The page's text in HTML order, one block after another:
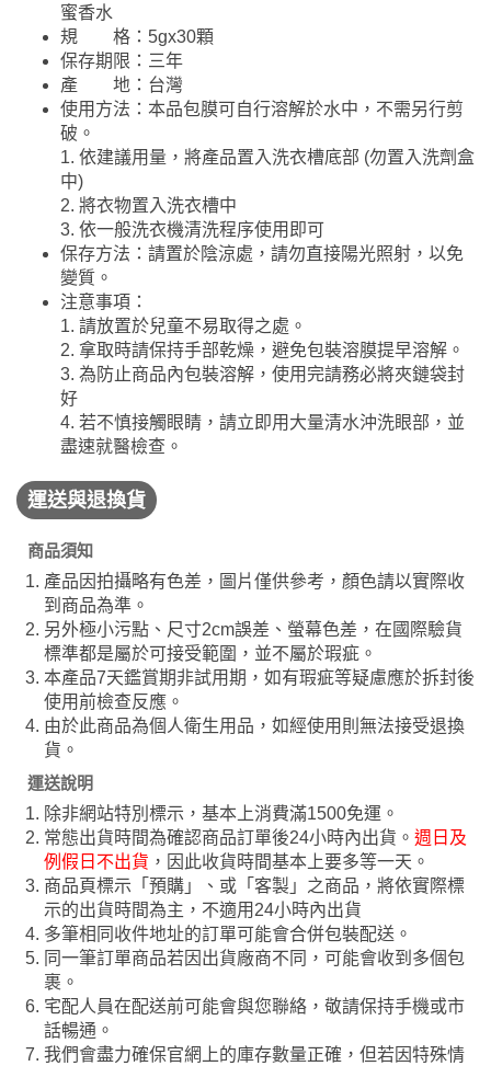
蜜香水
規 格：5gx30顆
保存期限：三年
產 地：台灣
使用方法：本品包膜可自行溶解於水中，不需另行剪
破。
1. 依建議用量，將產品置入洗衣槽底部 (勿置入洗劑盒
中)
2. 將衣物置入洗衣槽中
3. 依一般洗衣機清洗程序使用即可
保存方法：請置於陰涼處，請勿直接陽光照射，以免
變質。
注意事項：
1. 請放置於兒童不易取得之處。
2. 拿取時請保持手部乾燥，避免包裝溶膜提早溶解。
3. 為防止商品內包裝溶解，使用完請務必將夾鏈袋封
好
4. 若不慎接觸眼睛，請立即用大量清水沖洗眼部，並
盡速就醫檢查。
運送與退換貨
商品須知
產品因拍攝略有色差，圖片僅供參考，顏色請以實際收
到商品為準。
另外極小污點、尺寸2cm誤差、螢幕色差，在國際驗貨
標準都是屬於可接受範圍，並不屬於瑕疵。
本產品7天鑑賞期非試用期，如有瑕疵等疑慮應於拆封後
使用前檢查反應。
由於此商品為個人衛生用品，如經使用則無法接受退換
貨。
運送說明
除非網站特別標示，基本上消費滿1500免運。
常態出貨時間為確認商品訂單後24小時內出貨。 週日及
例假日不出貨 ，因此收貨時間基本上要多等一天。
商品頁標示「預購」、或「客製」之商品，將依實際標
示的出貨時間為主，不適用24小時內出貨
多筆相同收件地址的訂單可能會合併包裝配送。
同一筆訂單商品若因出貨廠商不同，可能會收到多個包
裹。
宅配人員在配送前可能會與您聯絡，敬請保持手機或市
話暢通。
我們會盡力確保官網上的庫存數量正確，但若因特殊情